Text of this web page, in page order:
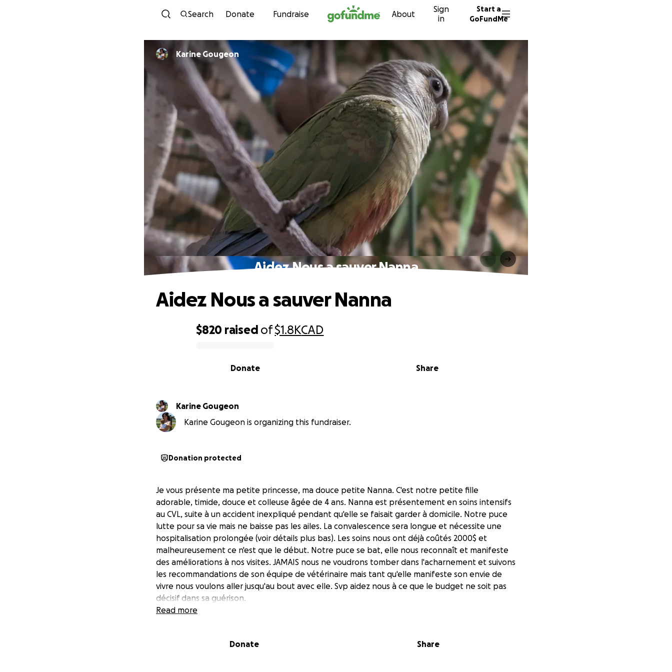
Skip to content
Search Donate Fundraise About
Sign
in
Start a
GoFundMe
Karine Gougeon
Aidez Nous a sauver Nanna
$820 raised of$1.8KCAD
Share
Donate
Aidez Nous a sauver Nanna
Karine Gougeon
Karine Gougeon is organizing this fundraiser.
Donation protected
Je vous présente ma petite princesse, ma douce petite Nanna. C'est notre petite fille
adorable, timide, douce et colleuse âgée de 4 ans. Nanna est présentement en soins intensifs
au CVL, suite à un accident inexpliqué pendant qu'elle se faisait garder à domicile. Notre puce
lutte pour sa vie mais ne baisse pas les ailes. La convalescence sera longue et nécessite une
hospitalisation prolongée (voir détails plus bas). Les soins nous ont déjà coûtés 2000$ et
malheureusement ce n'est que le début. Notre puce se bat, elle nous reconnaît et manifeste
des améliorations à nos visites. JAMAIS nous ne voudrons tomber dans l'acharnement et suivons
les recommandations de son équipe de vétérinaire mais tant qu'elle manifeste son envie de
vivre nous voulons aller jusqu'au bout avec elle. Svp aidez nous à ce que le budget ne soit pas
décisif dans sa guérison.
Une belle vie l'attend avec son amoureux Tibibi et tous ceux qui l'aiment aidez nous à lui offrir,
Sa famille qui l'aime de tout coeur
Read more
Donate Share